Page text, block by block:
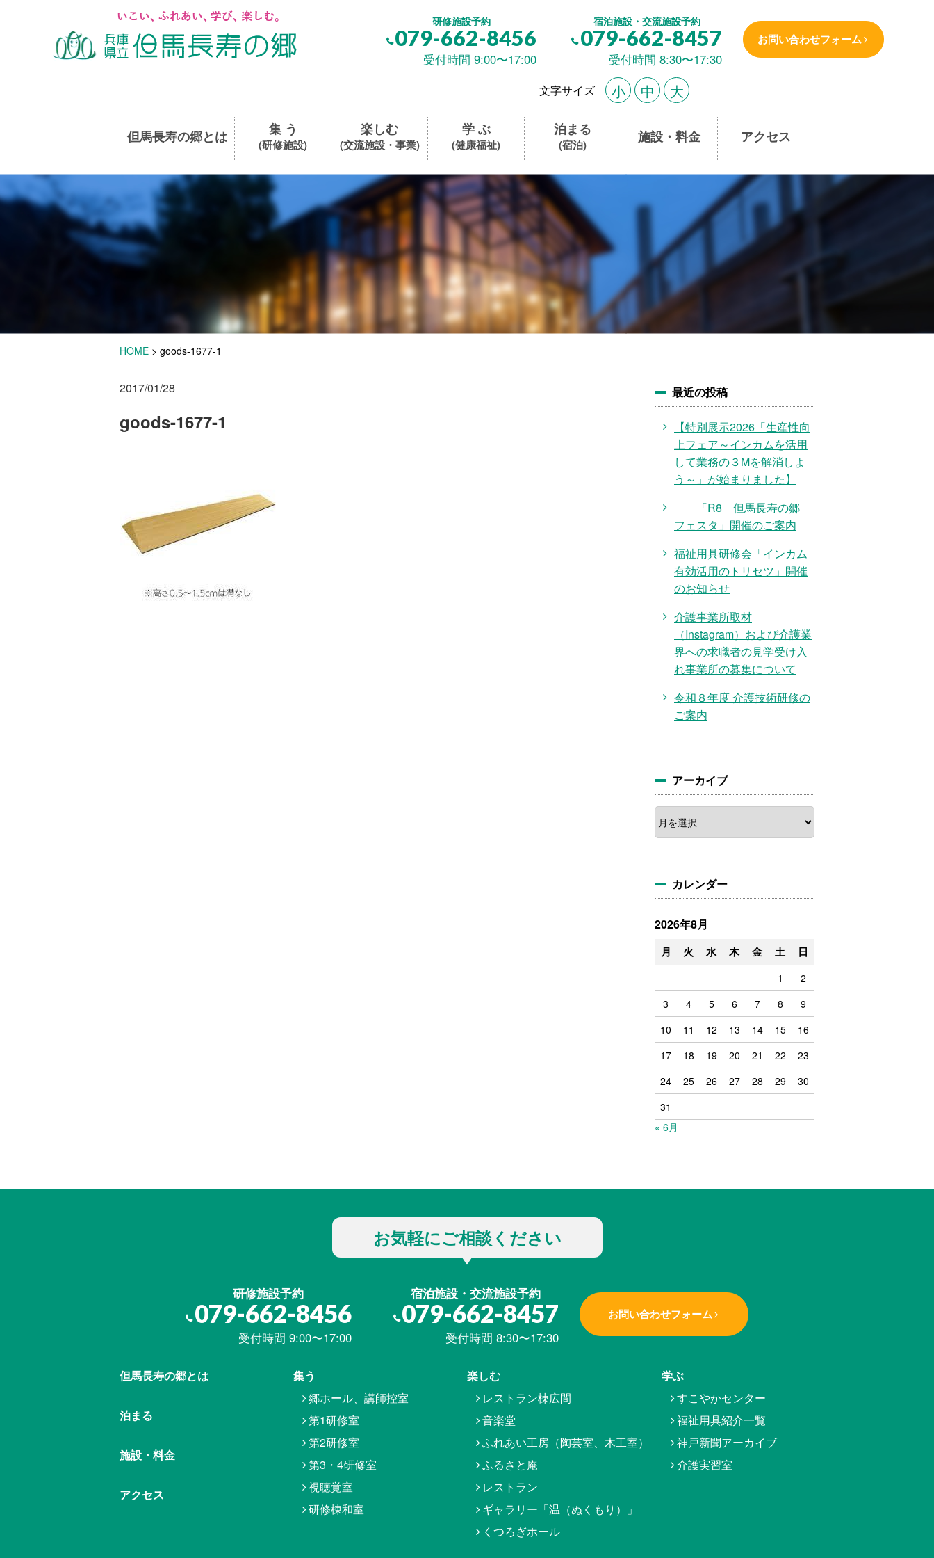
研修施設予約
079-662-8456
受付時間 9:00〜17:00
宿泊施設・交流施設予約
079-662-8457
受付時間 8:30〜17:30
お問い合わせフォーム
文字サイズ 小 中 大
但馬長寿の郷とは 集 う
(研修施設)
楽しむ
(交流施設・事業)
学 ぶ
(健康福祉)
泊まる
(宿泊) 施設・料金 アクセス
HOME > goods-1677-1
2017/01/28
goods-1677-1
最近の投稿
【特別展示2026「生産性向
上フェア～インカムを活用
して業務の３Mを解消しよ
う～」が始まりました】
「R8 但馬長寿の郷
フェスタ」開催のご案内
福祉用具研修会「インカム
有効活用のトリセツ」開催
のお知らせ
介護事業所取材
（Instagram）および介護業
界への求職者の見学受け入
れ事業所の募集について
令和８年度 介護技術研修の
ご案内
アーカイブ
ア
ー
カ
カレンダー
2026年8月
月 火 水 木 金 土 日
1
2
3
4 5 6 7 8
9
10
11 12 13 14 15
16
17
18 19 20 21 22
23
24
25 26 27 28 29
30
31
« 6月
お気軽にご相談ください
研修施設予約
079-662-8456
受付時間 9:00〜17:00
宿泊施設・交流施設予約
079-662-8457
受付時間 8:30〜17:30
お問い合わせフォーム
但馬⾧寿の郷とは
泊まる
施設・料金
アクセス
集う
郷ホール、講師控室
第1研修室
第2研修室
第3・4研修室
視聴覚室
研修棟和室
楽しむ
レストラン棟広間
音楽堂
ふれあい工房（陶芸室、木工室）
ふるさと庵
レストラン
ギャラリー「温（ぬくもり）」
くつろぎホール
学ぶ
すこやかセンター
福祉用具紹介一覧
神戸新聞アーカイブ
介護実習室